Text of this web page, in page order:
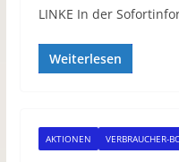
LINKE In der
Weiterlesen
AKTIONEN VERBRAUCHER-